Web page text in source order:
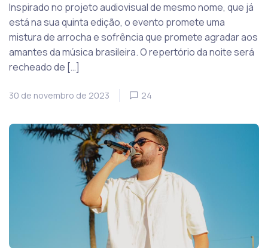
Inspirado no projeto audiovisual de mesmo nome, que já
está na sua quinta edição, o evento promete uma
mistura de arrocha e sofrência que promete agradar aos
amantes da música brasileira. O repertório da noite será
recheado de […]
30 de novembro de 2023 24